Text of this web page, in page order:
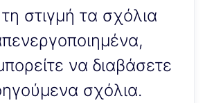
στιγμή τα σχόλια
να διαβάσετε
σχόλια.